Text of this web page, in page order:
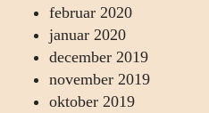
februar 2020
januar 2020
december 2019
november 2019
oktober 2019